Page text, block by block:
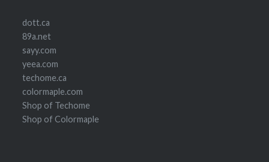
dott.ca
89a.net
sayy.com
yeea.com
techome.ca
colormaple.com
Shop of Techome
Shop of Colormaple